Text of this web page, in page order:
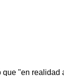
que "en realidad